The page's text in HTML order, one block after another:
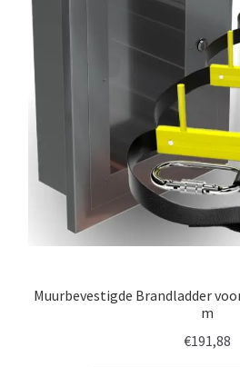
Muurbevestigde Brandladder
m
€191,88